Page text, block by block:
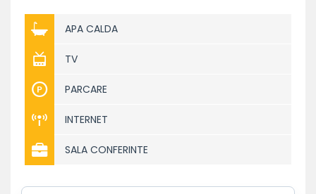
APA CALDA
TV
PARCARE
INTERNET
SALA CONFERINTE